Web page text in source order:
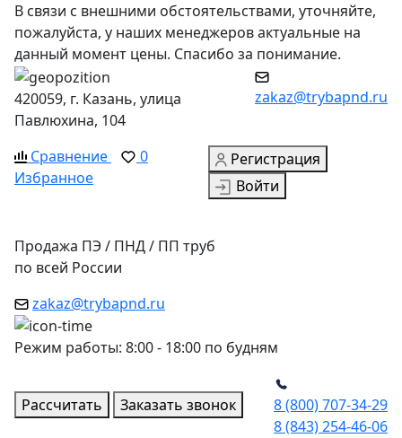
В связи с внешними обстоятельствами, уточняйте,
пожалуйста, у наших менеджеров актуальные на
данный момент цены. Спасибо за понимание.
420059, г. Казань, улица
Павлюхина, 104
zakaz@trybapnd.ru
Сравнение
0
Избранное
Регистрация
Войти
Продажа ПЭ / ПНД / ПП труб
по всей России
zakaz@trybapnd.ru
Режим работы: 8:00 - 18:00 по будням
Рассчитать Заказать звонок
8 (800) 707-34-29
8 (843) 254-46-06